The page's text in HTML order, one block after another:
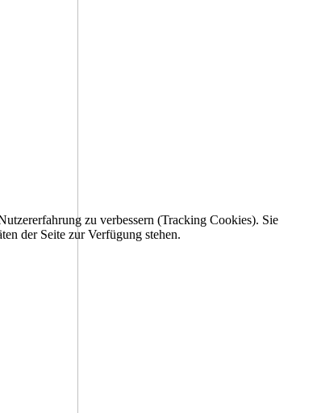
zu verbessern (Tracking Cookies). Sie
der Seite zur Verfügung stehen.